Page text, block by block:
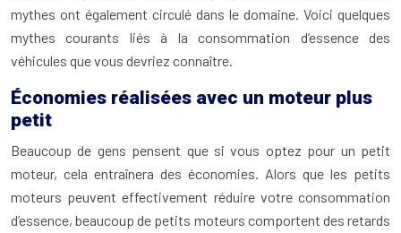
mythes ont également circulé dans le domaine. Voici quelques
mythes courants liés à la consommation d’essence des
véhicules que vous devriez connaître.
Économies réalisées avec un moteur plus
petit
Beaucoup de gens pensent que si vous optez pour un petit
moteur, cela entraînera des économies. Alors que les petits
moteurs peuvent effectivement réduire votre consommation
d’essence, beaucoup de petits moteurs comportent des retards